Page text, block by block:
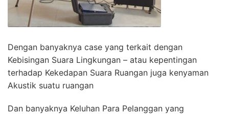
Dengan banyaknya case yang terkait dengan
Kebisingan Suara Lingkungan – atau kepentingan
terhadap Kekedapan Suara Ruangan juga kenyaman
Akustik suatu ruangan
Dan banyaknya Keluhan Para Pelanggan yang